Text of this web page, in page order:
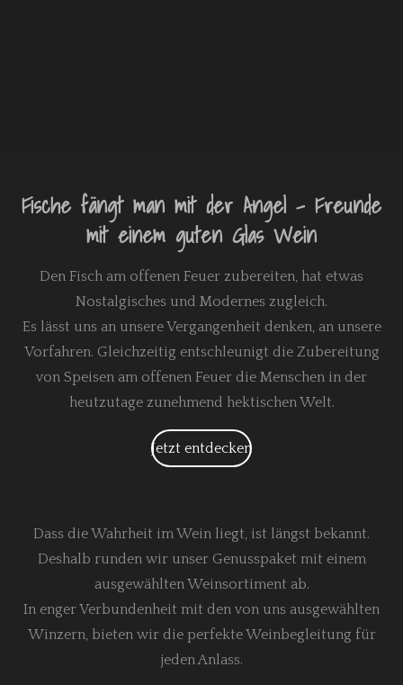
Fische fängt man mit der Angel - Freunde
mit einem guten Glas Wein
Den Fisch am offenen Feuer zubereiten, hat etwas
Nostalgisches und Modernes zugleich.
Es lässt uns an unsere Vergangenheit denken, an unsere
Vorfahren. Gleichzeitig entschleunigt die Zubereitung
von Speisen am offenen Feuer die Menschen in der
heutzutage zunehmend hektischen Welt.
Jetzt entdecken
Dass die Wahrheit im Wein liegt, ist längst bekannt.
Deshalb runden wir unser Genusspaket mit einem
ausgewählten Weinsortiment ab.
In enger Verbundenheit mit den von uns ausgewählten
Winzern, bieten wir die perfekte Weinbegleitung für
jeden Anlass.